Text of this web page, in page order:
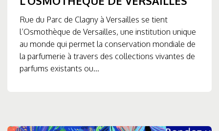
Rue du Parc de Clagny à Versailles se tient
l’Osmothèque de Versailles, une institution unique
au monde qui permet la conservation mondiale de
la parfumerie à travers des collections vivantes de
parfums existants ou...